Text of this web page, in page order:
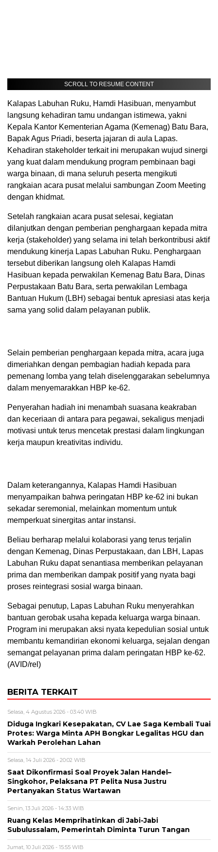
SCROLL TO RESUME CONTENT
​Kalapas Labuhan Ruku, Hamdi Hasibuan, menyambut
langsung kehadiran tamu undangan istimewa, yakni
Kepala Kantor Kementerian Agama (Kemenag) Batu Bara,
Bapak Agus Priadi, beserta jajaran di aula Lapas.
Kehadiran stakeholder terkait ini merupakan wujud sinergi
yang kuat dalam mendukung program pembinaan bagi
warga binaan, di mana seluruh peserta mengikuti
rangkaian acara pusat melalui sambungan Zoom Meeting
dengan khidmat.
​Setelah rangkaian acara pusat selesai, kegiatan
dilanjutkan dengan pemberian penghargaan kepada mitra
kerja (stakeholder) yang selama ini telah berkontribusi aktif
mendukung kinerja Lapas Labuhan Ruku. Penghargaan
tersebut diberikan langsung oleh Kalapas Hamdi
Hasibuan kepada perwakilan Kemenag Batu Bara, Dinas
Perpustakaan Batu Bara, serta perwakilan Lembaga
Bantuan Hukum (LBH) sebagai bentuk apresiasi atas kerja
sama yang solid dalam pelayanan publik.
​Selain pemberian penghargaan kepada mitra, acara juga
dimeriahkan dengan pembagian hadiah kepada para
pemenang lomba yang telah diselenggarakan sebelumnya
dalam menyemarakkan HBP ke-62.
Penyerahan hadiah ini menambah suasana keakraban
dan keceriaan di antara para pegawai, sekaligus menjadi
motivasi untuk terus mencetak prestasi dalam lingkungan
kerja maupun kreativitas individu.
​Dalam keterangannya, Kalapas Hamdi Hasibuan
menyampaikan bahwa peringatan HBP ke-62 ini bukan
sekadar seremonial, melainkan momentum untuk
memperkuat sinergitas antar instansi.
Beliau berharap melalui kolaborasi yang terus terjalin
dengan Kemenag, Dinas Perpustakaan, dan LBH, Lapas
Labuhan Ruku dapat senantiasa memberikan pelayanan
prima dan memberikan dampak positif yang nyata bagi
proses reintegrasi sosial warga binaan.
Sebagai penutup, Lapas Labuhan Ruku menyerahkan
bantuan gerobak usaha kepada keluarga warga binaan.
Program ini merupakan aksi nyata kepedulian sosial untuk
membantu kemandirian ekonomi keluarga, sejalan dengan
semangat pelayanan prima dalam peringatan HBP ke-62.
(AVID/rel)
BERITA TERKAIT
Selasa, 4 Agustus 2026 - 03:40 WIB
Diduga Ingkari Kesepakatan, CV Lae Saga Kembali Tuai
Protes: Warga Minta APH Bongkar Legalitas HGU dan
Warkah Perolehan Lahan
Selasa, 14 Juli 2026 - 20:02 WIB
Saat Dikonfirmasi Soal Proyek Jalan Handel–
Singkohor, Pelaksana PT Pelita Nusa Justru
Pertanyakan Status Wartawan
Senin, 13 Juli 2026 - 14:33 WIB
Ruang Kelas Memprihatinkan di Jabi-Jabi
Subulussalam, Pemerintah Diminta Turun Tangan
Jumat, 10 Juli 2026 - 15:55 WIB